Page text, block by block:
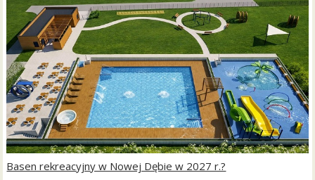
Basen rekreacyjny w Nowej Dębie w 2027 r.?